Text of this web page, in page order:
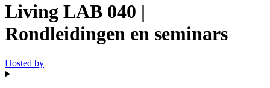
Living LAB 040 |
Rondleidingen en seminars
Hosted by